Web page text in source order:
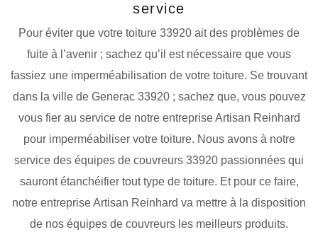
service
Pour éviter que votre toiture 33920 ait des problèmes de
fuite à l’avenir ; sachez qu’il est nécessaire que vous
fassiez une imperméabilisation de votre toiture. Se trouvant
dans la ville de Generac 33920 ; sachez que, vous pouvez
vous fier au service de notre entreprise Artisan Reinhard
pour imperméabiliser votre toiture. Nous avons à notre
service des équipes de couvreurs 33920 passionnées qui
sauront étanchéifier tout type de toiture. Et pour ce faire,
notre entreprise Artisan Reinhard va mettre à la disposition
de nos équipes de couvreurs les meilleurs produits.